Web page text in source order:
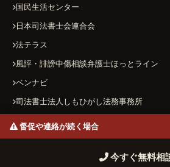
国民生活センター
日本司法書士会連合会
法テラス
風評・誹謗中傷相談弁護士ほっとライン
ベンナビ
司法書士法人しもひがし法務事務所
© 2026 ヤミ金ハザードマップ All
督促や連絡が続く場合
今すぐ無料相